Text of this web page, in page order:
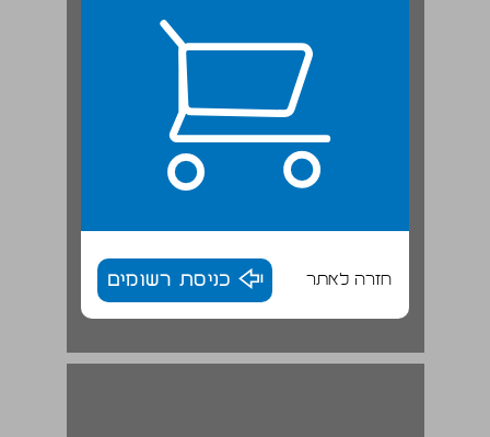
חזרה לאתר כניסת רשומים